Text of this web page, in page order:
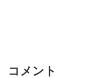
コメント